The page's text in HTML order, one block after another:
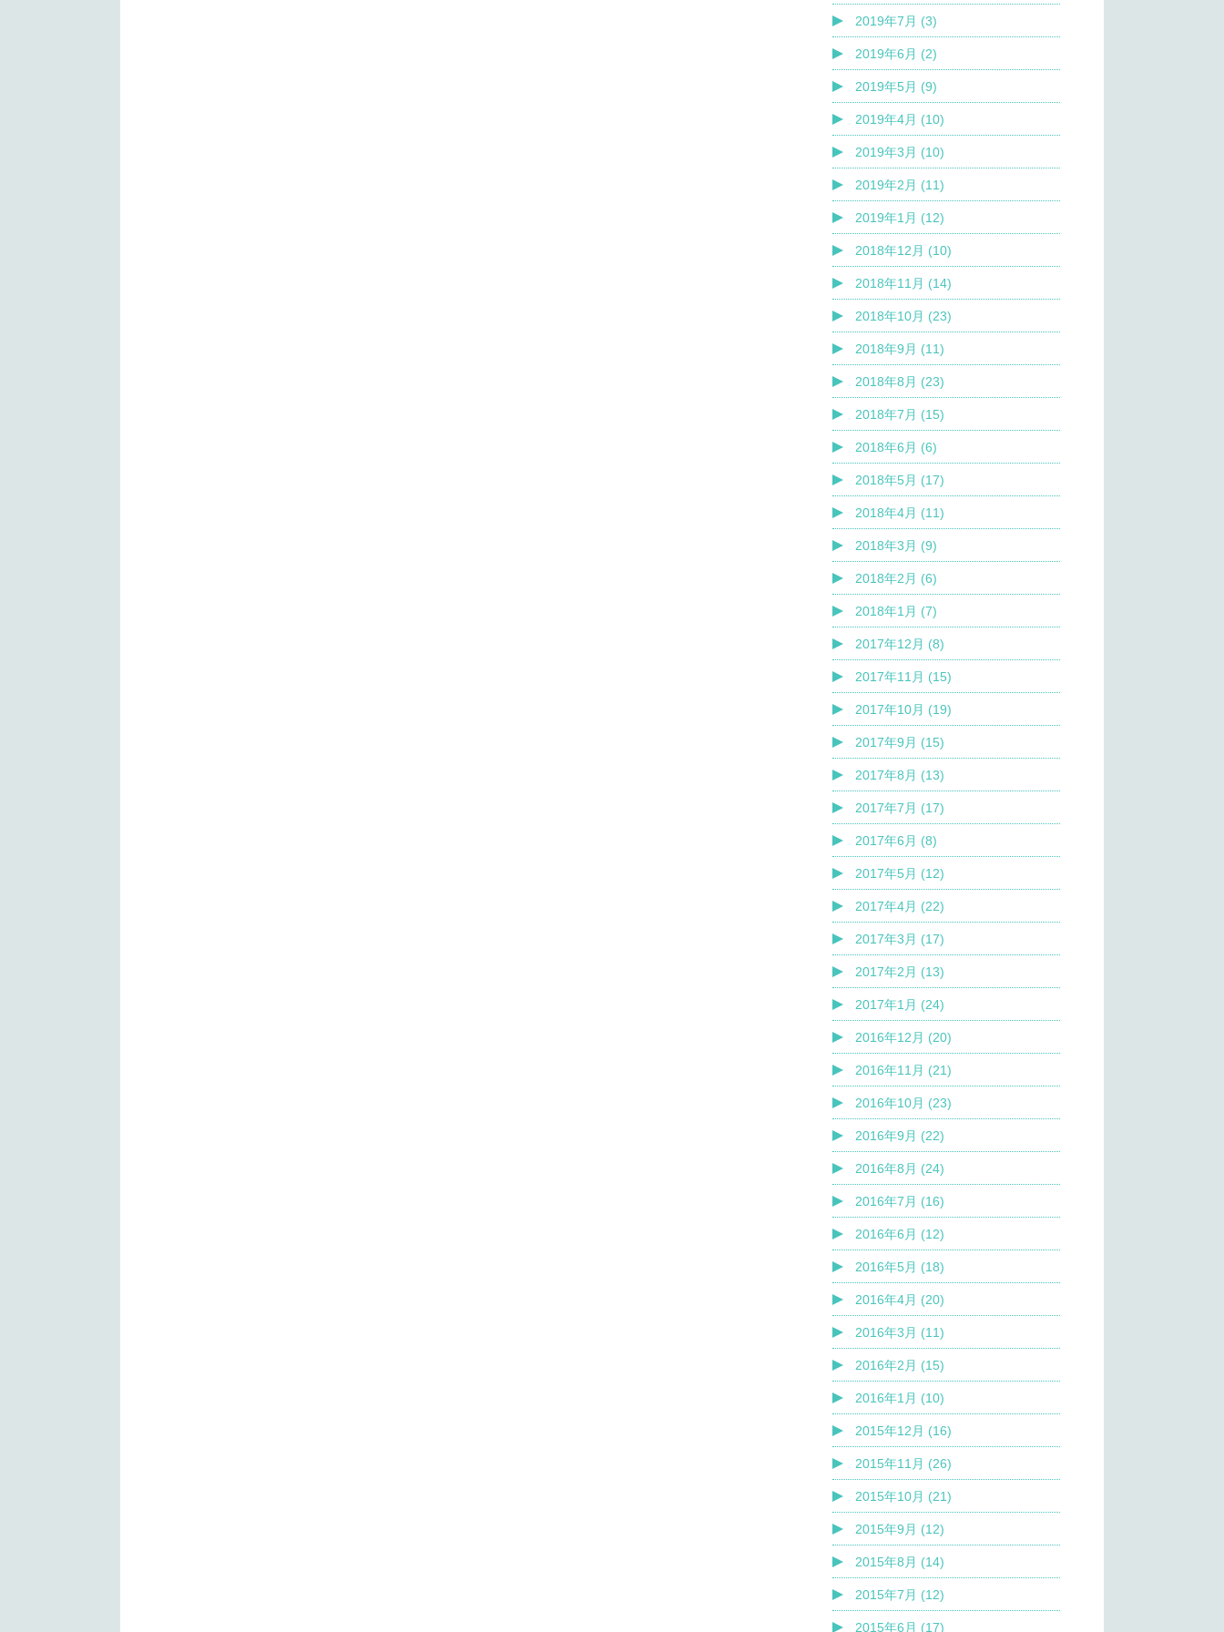
2019年7月 (3)
2019年6月 (2)
2019年5月 (9)
2019年4月 (10)
2019年3月 (10)
2019年2月 (11)
2019年1月 (12)
2018年12月 (10)
2018年11月 (14)
2018年10月 (23)
2018年9月 (11)
2018年8月 (23)
2018年7月 (15)
2018年6月 (6)
2018年5月 (17)
2018年4月 (11)
2018年3月 (9)
2018年2月 (6)
2018年1月 (7)
2017年12月 (8)
2017年11月 (15)
2017年10月 (19)
2017年9月 (15)
2017年8月 (13)
2017年7月 (17)
2017年6月 (8)
2017年5月 (12)
2017年4月 (22)
2017年3月 (17)
2017年2月 (13)
2017年1月 (24)
2016年12月 (20)
2016年11月 (21)
2016年10月 (23)
2016年9月 (22)
2016年8月 (24)
2016年7月 (16)
2016年6月 (12)
2016年5月 (18)
2016年4月 (20)
2016年3月 (11)
2016年2月 (15)
2016年1月 (10)
2015年12月 (16)
2015年11月 (26)
2015年10月 (21)
2015年9月 (12)
2015年8月 (14)
2015年7月 (12)
2015年6月 (17)